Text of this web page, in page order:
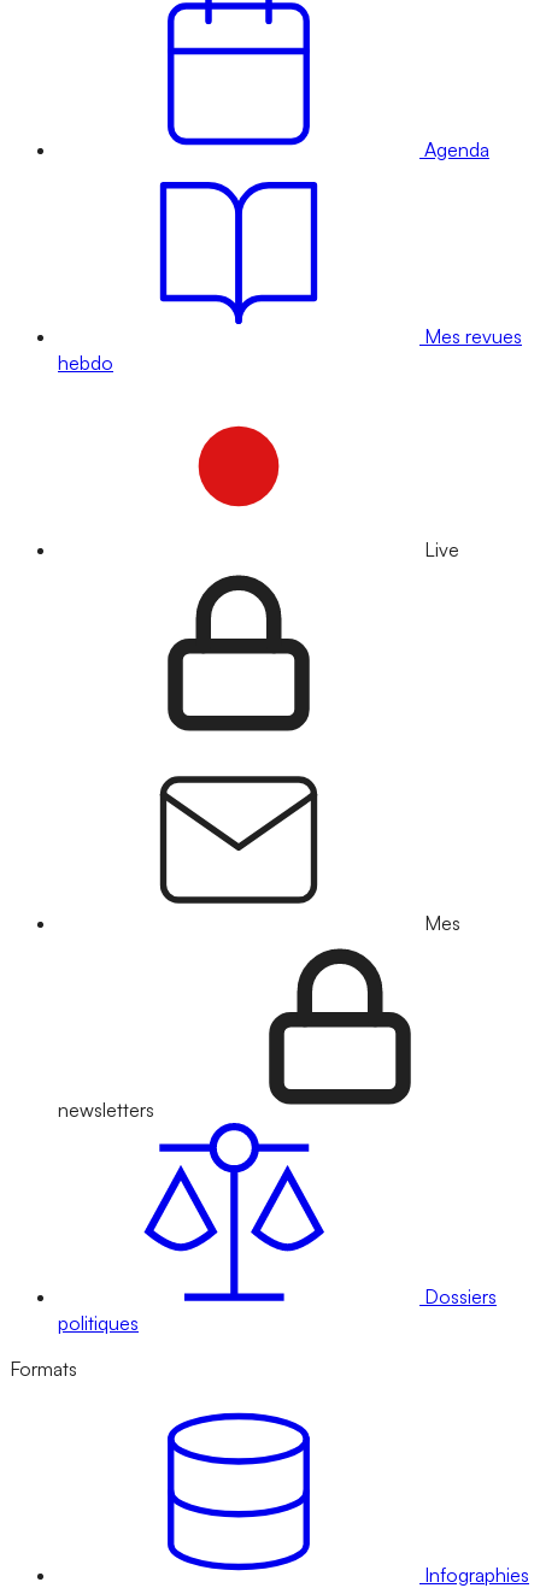
Agenda
Mes revues
hebdo
Live
Mes
newsletters
Dossiers
politiques
Formats
Infographies